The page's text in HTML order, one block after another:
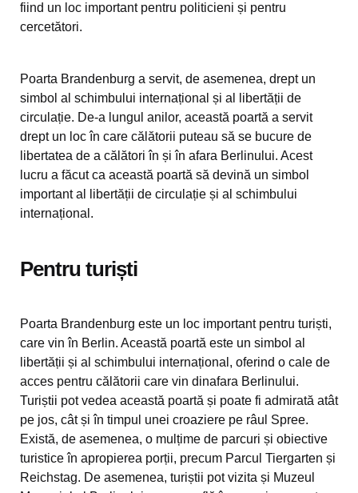
fiind un loc important pentru politicieni și pentru
cercetători.
Poarta Brandenburg a servit, de asemenea, drept un
simbol al schimbului internațional și al libertății de
circulație. De-a lungul anilor, această poartă a servit
drept un loc în care călătorii puteau să se bucure de
libertatea de a călători în și în afara Berlinului. Acest
lucru a făcut ca această poartă să devină un simbol
important al libertății de circulație și al schimbului
internațional.
Pentru turiști
Poarta Brandenburg este un loc important pentru turiști,
care vin în Berlin. Această poartă este un simbol al
libertății și al schimbului internațional, oferind o cale de
acces pentru călătorii care vin dinafara Berlinului.
Turiștii pot vedea această poartă și poate fi admirată atât
pe jos, cât și în timpul unei croaziere pe râul Spree.
Există, de asemenea, o mulțime de parcuri și obiective
turistice în apropierea porții, precum Parcul Tiergarten și
Reichstag. De asemenea, turiștii pot vizita și Muzeul